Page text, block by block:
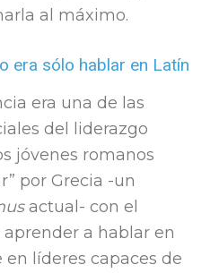
al máximo.
era sólo hablar en Latín
era una de las
del liderazgo
jóvenes romanos
por Grecia -un
actual- con el
a hablar en
líderes capaces de